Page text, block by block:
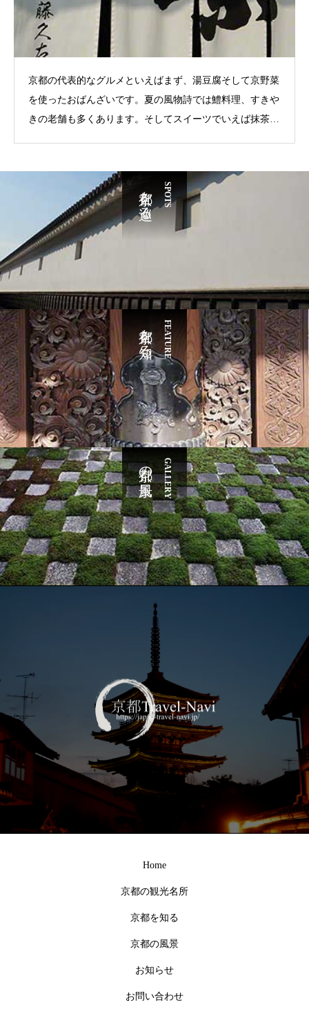
京都の代表的なグルメといえばまず、湯豆腐そして京野菜
を使ったおばんざいです。夏の風物詩では鱧料理、すきや
きの老舗も多くあります。そしてスイーツでいえば抹茶を
関西最強のラーメン激戦区とも言われています。あと観光
客に大人気なのが、京都の台所『錦市場』ですね。古くは
400年前から市があったそうです。京野菜、川魚、湯葉、
生麩などを使った京料理を味わうことができます。
SPOTS
京都を巡る
FEATURE
京都を知る
GALLERY
京都の風景
Home
京都の観光名所
京都を知る
京都の風景
お知らせ
お問い合わせ